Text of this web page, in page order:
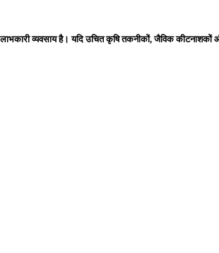
व्यवसाय है। यदि उचित कृषि तकनीकों, जैविक